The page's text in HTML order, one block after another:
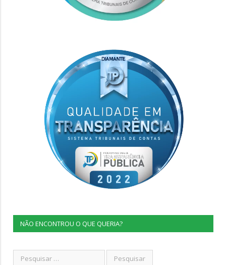
NÃO ENCONTROU O QUE QUERIA?